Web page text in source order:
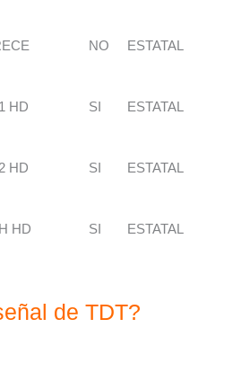
NO ESTATAL
HD SI ESTATAL
HD SI ESTATAL
HD SI ESTATAL
de TDT?